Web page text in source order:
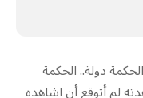
دولة.. الحكمة